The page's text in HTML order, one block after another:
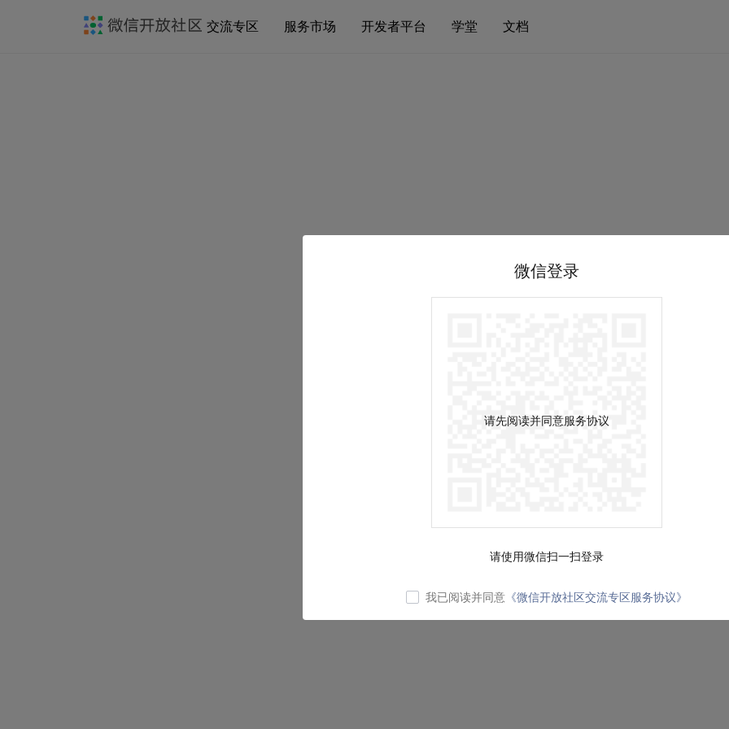
交流专区 服务市场 开发者平台 学堂 文档
微信登录
请先阅读并同意服务协议
请使用微信扫一扫登录
我已阅读并同意 《微信开放社区交流专区服务协议》